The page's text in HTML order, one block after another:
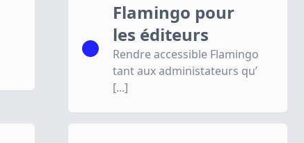
Flamingo pour
les éditeurs
Rendre accessible Flamingo
tant aux administateurs qu’
[...]